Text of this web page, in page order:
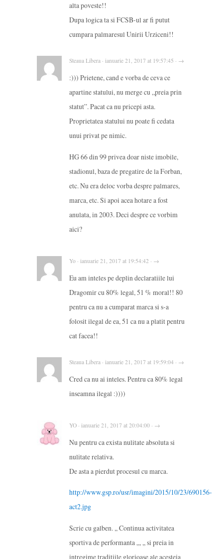
alta poveste!!
Dupa logica ta si FCSB-ul ar fi putut
cumpara palmaresul Unirii Urziceni!!
Steaua Libera · ianuarie 21, 2017 at 19:57:45 · →
:))) Prietene, cand e vorba de ceva ce
apartine statului, nu merge cu „preia prin
statut”. Pacat ca nu pricepi asta.
Proprietatea statului nu poate fi cedata
unui privat pe nimic.
HG 66 din 99 privea doar niste imobile,
stadionul, baza de pregatire de la Forban,
etc. Nu era deloc vorba despre palmares,
marca, etc. Si apoi acea hotare a fost
anulata, in 2003. Deci despre ce vorbim
aici?
Yo · ianuarie 21, 2017 at 19:54:42 · →
Eu am inteles pe deplin declaratiile lui
Dragomir cu 80% legal, 51 % moral!! 80
pentru ca nu a cumparat marca si s-a
folosit ilegal de ea, 51 ca nu a platit pentru
cat facea!!
Steaua Libera · ianuarie 21, 2017 at 19:59:04 · →
Cred ca nu ai inteles. Pentru ca 80% legal
inseamna ilegal :))))
YO · ianuarie 21, 2017 at 20:04:00 · →
Nu pentru ca exista nulitate absoluta si
nulitate relativa.
De asta a pierdut procesul cu marca.
http://www.gsp.ro/usr/imagini/2015/10/23/690156-
act2.jpg
Scrie cu galben. ,, Continua activitatea
sportiva de performanta „, ,, si preia in
intregime traditiile glorioase ale acesteia